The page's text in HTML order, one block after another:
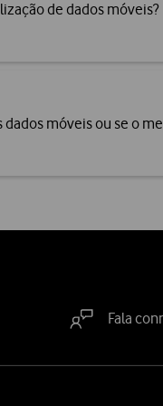
de dados móveis?
móveis ou se o
Fala